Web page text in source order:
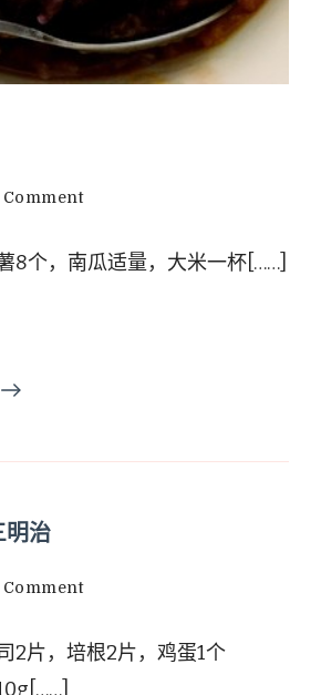
Commenton
甜
8个，南瓜适量，大米一杯[……]
明治
Commenton
培
2片，培根2片，鸡蛋1个